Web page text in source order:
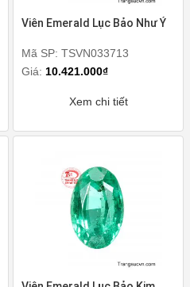
Viên Emerald Lục Bảo Như Ý
Mã SP: TSVN033713
Giá: 10.421.000₫
Xem chi tiết